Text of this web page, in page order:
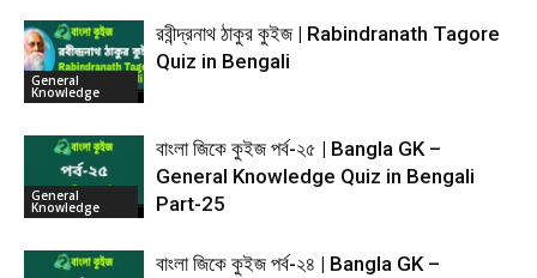
General
Knowledge
রবীন্দ্রনাথ ঠাকুর কুইজ | Rabindranath Tagore
Quiz in Bengali
General
Knowledge
বাংলা জিকে কুইজ পর্ব-২৫ | Bangla GK –
General Knowledge Quiz in Bengali
Part-25
বাংলা জিকে কুইজ পর্ব-২৪ | Bangla GK –